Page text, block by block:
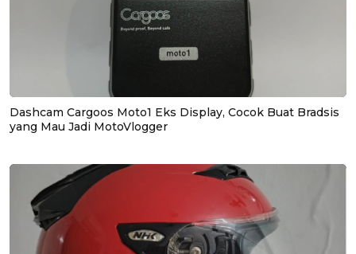
Dashcam Cargoos Moto1 Eks Display, Cocok Buat Bradsis
yang Mau Jadi MotoVlogger